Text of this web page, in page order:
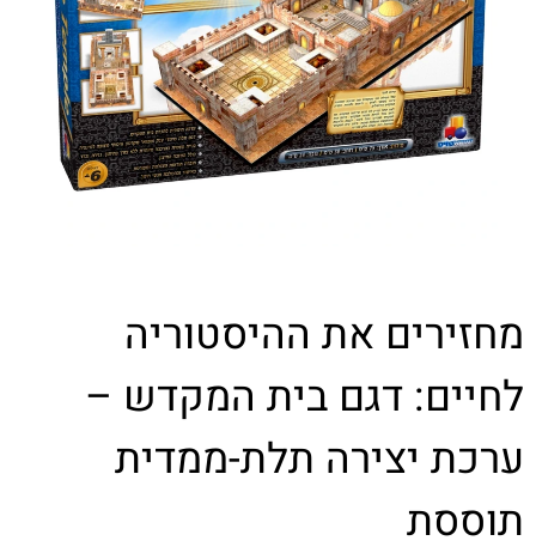
מחזירים את ההיסטוריה
לחיים: דגם בית המקדש –
ערכת יצירה תלת-ממדית
תוססת